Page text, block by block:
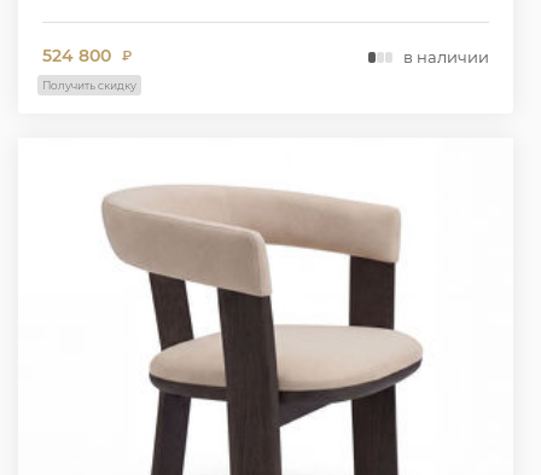
524 800 ₽ в наличии
Получить скидку